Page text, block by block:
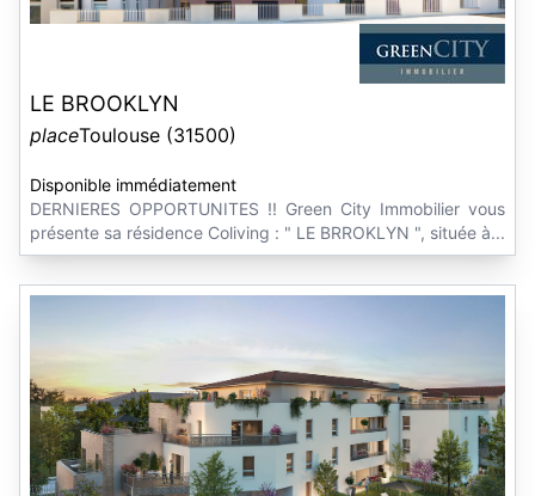
LE BROOKLYN
placeToulouse (31500)
Disponible immédiatement
DERNIERES OPPORTUNITES !! Green City Immobilier vous
présente sa résidence Coliving : " LE BRROKLYN ", située à...